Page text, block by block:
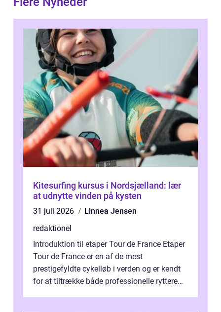
Kitesurfing kursus i Nordsjælland: lær
at udnytte vinden på kysten
31 juli 2026
Linnea Jensen
redaktionel
Introduktion til etaper Tour de France Etaper
Tour de France er en af de mest
prestigefyldte cykelløb i verden og er kendt
for at tiltrække både professionelle ryttere